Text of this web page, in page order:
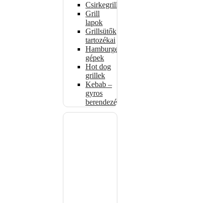
Csirkegrillek
Grill
lapok
Grillsütők
tartozékai
Hamburgerformázó
gépek
Hot dog
grillek
Kebab –
gyros
berendezés